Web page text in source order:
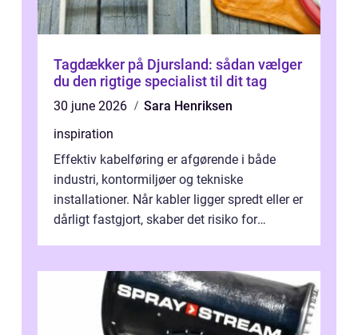
Tagdækker på Djursland: sådan vælger
du den rigtige specialist til dit tag
30 june 2026
Sara Henriksen
inspiration
Effektiv kabelføring er afgørende i både
industri, kontormiljøer og tekniske
installationer. Når kabler ligger spredt eller er
dårligt fastgjort, skaber det risiko for